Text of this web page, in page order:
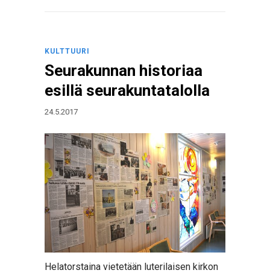
KULTTUURI
Seurakunnan historiaa
esillä seurakuntatalolla
24.5.2017
Helatorstaina vietetään luterilaisen kirkon